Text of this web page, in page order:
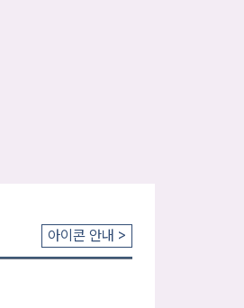
아이콘 안내 >